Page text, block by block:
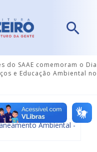
do SAAE comemoram o Dia
e Educação Ambiental no
Ambiental -